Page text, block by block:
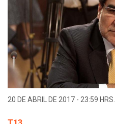
20 DE ABRIL DE 2017 - 23:59 HRS.